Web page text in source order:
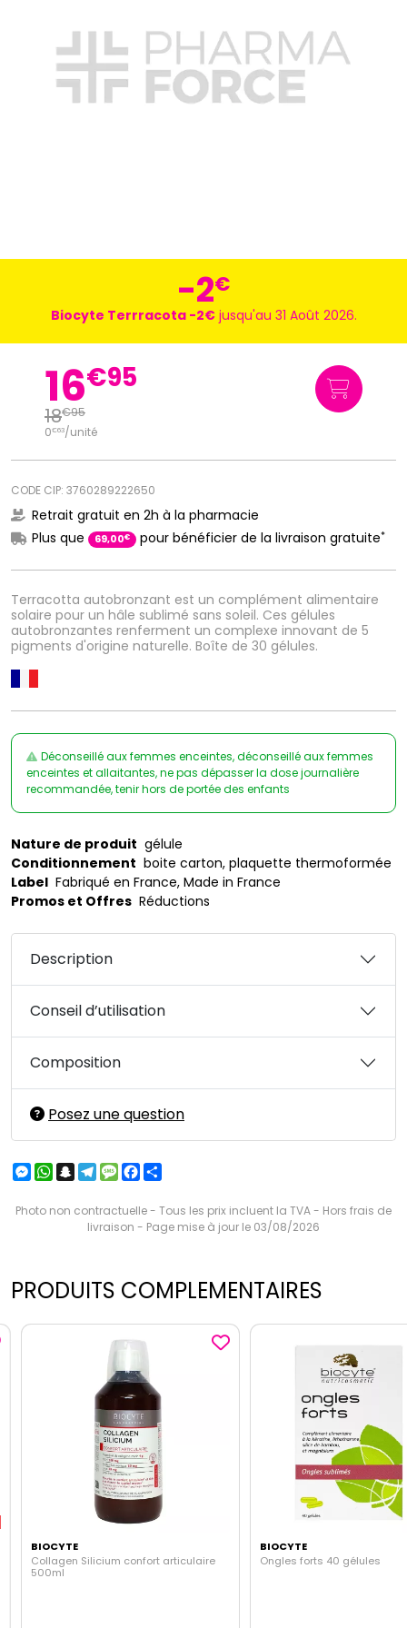
Terracotta autobronzant est un complément alimentaire
solaire pour un hâle sublimé sans soleil. Ces gélules
autobronzantes renferment un complexe innovant de 5
pigments d'origine naturelle. Boîte de 30 gélules.
-2€
Biocyte Terrracota -2€jusqu'au 31 Août 2026.
16€95
18€95
0€63/unité
CODE CIP: 3760289222650
Retrait gratuit en 2h à la pharmacie
Plus que
69,00€ pour bénéficier de la livraison gratuite*
Déconseillé aux femmes enceintes, déconseillé aux femmes
enceintes et allaitantes, ne pas dépasser la dose journalière
recommandée, tenir hors de portée des enfants
Nature de produit gélule
Conditionnement boite carton, plaquette thermoformée
Label Fabriqué en France, Made in France
Promos et Offres Réductions
Description
Conseil d’utilisation
Composition
Posez une question
Messenger
WhatsApp
Snapchat
Telegram
MessageFacebook
Photo non contractuelle - Tous les prix incluent la TVA - Hors frais de
livraison - Page mise à jour le 03/08/2026
PRODUITS COMPLEMENTAIRES
BIOCYTE
Collagen Silicium confort articulaire
500ml
BIOCYTE
Ongles forts 40 gélules